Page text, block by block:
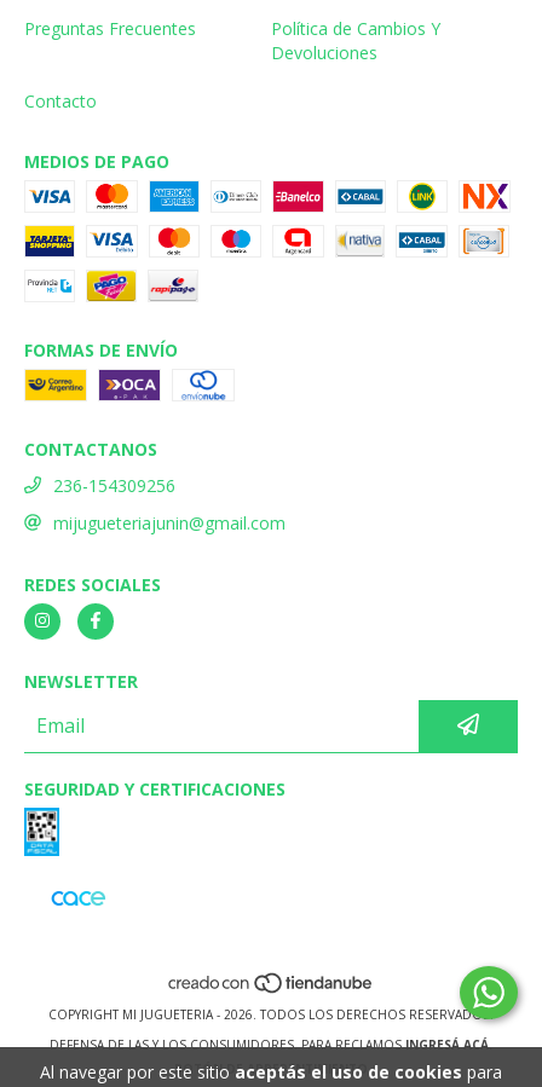
Al navegar por este sitio aceptás el uso de cookies para
Preguntas Frecuentes
Política de Cambios Y
Devoluciones
Contacto
MEDIOS DE PAGO
FORMAS DE ENVÍO
CONTACTANOS
236-154309256
mijugueteriajunin@gmail.com
REDES SOCIALES
NEWSLETTER
SEGURIDAD Y CERTIFICACIONES
COPYRIGHT MI JUGUETERIA - 2026. TODOS LOS DERECHOS RESERVADOS.
DEFENSA DE LAS Y LOS CONSUMIDORES. PARA RECLAMOS INGRESÁ ACÁ.
BOTÓN DE ARREPENTIMIENTO